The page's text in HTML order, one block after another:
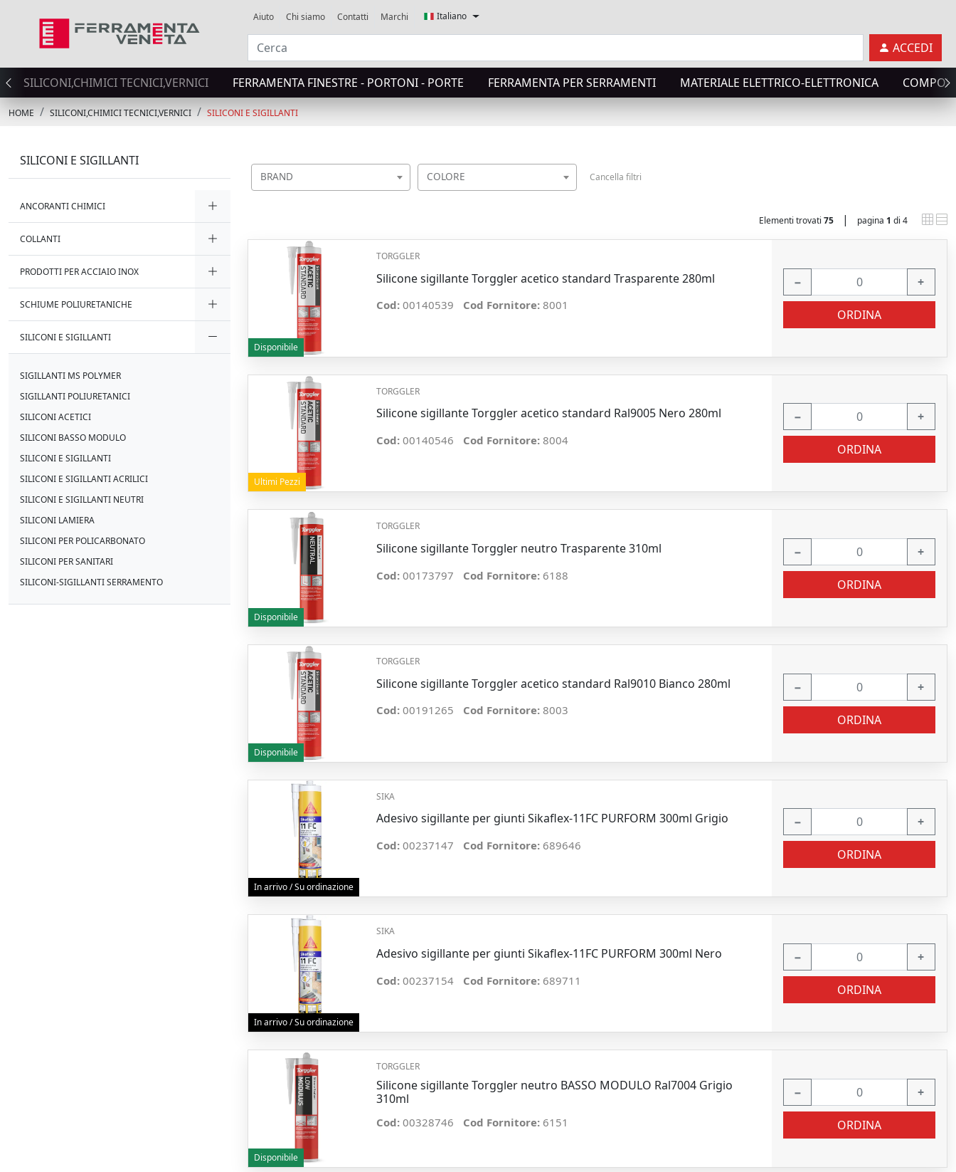
Aiuto Chi siamo Contatti Marchi Italiano
ACCEDI
SILICONI,CHIMICI TECNICI,VERNICI FERRAMENTA FINESTRE - PORTONI - PORTE FERRAMENTA PER SERRAMENTI MATERIALE ELETTRICO-ELETTRONICA
HOME SILICONI,CHIMICI TECNICI,VERNICI SILICONI E SIGILLANTI
SILICONI E SIGILLANTI
ANCORANTI CHIMICI
COLLANTI
PRODOTTI PER ACCIAIO INOX
SCHIUME POLIURETANICHE
SILICONI E SIGILLANTI
SIGILLANTI MS POLYMER
SIGILLANTI POLIURETANICI
SILICONI ACETICI
SILICONI BASSO MODULO
SILICONI E SIGILLANTI
SILICONI E SIGILLANTI ACRILICI
SILICONI E SIGILLANTI NEUTRI
SILICONI LAMIERA
SILICONI PER POLICARBONATO
SILICONI PER SANITARI
SILICONI-SIGILLANTI SERRAMENTO
BRAND COLORE Cancella filtri
Elementi trovati 75 | pagina 1 di 4
Disponibile
TORGGLER
Silicone sigillante Torggler acetico standard Trasparente 280ml
Cod: 00140539 Cod Fornitore: 8001
− +
ORDINA
Ultimi Pezzi
TORGGLER
Silicone sigillante Torggler acetico standard Ral9005 Nero 280ml
Cod: 00140546 Cod Fornitore: 8004
− +
ORDINA
Disponibile
TORGGLER
Silicone sigillante Torggler neutro Trasparente 310ml
Cod: 00173797 Cod Fornitore: 6188
− +
ORDINA
Disponibile
TORGGLER
Silicone sigillante Torggler acetico standard Ral9010 Bianco 280ml
Cod: 00191265 Cod Fornitore: 8003
− +
ORDINA
In arrivo / Su ordinazione
SIKA
Adesivo sigillante per giunti Sikaflex-11FC PURFORM 300ml Grigio
Cod: 00237147 Cod Fornitore: 689646
− +
ORDINA
In arrivo / Su ordinazione
SIKA
Adesivo sigillante per giunti Sikaflex-11FC PURFORM 300ml Nero
Cod: 00237154 Cod Fornitore: 689711
− +
ORDINA
Disponibile
TORGGLER
Silicone sigillante Torggler neutro BASSO MODULO Ral7004 Grigio
310ml
Cod: 00328746 Cod Fornitore: 6151
− +
ORDINA